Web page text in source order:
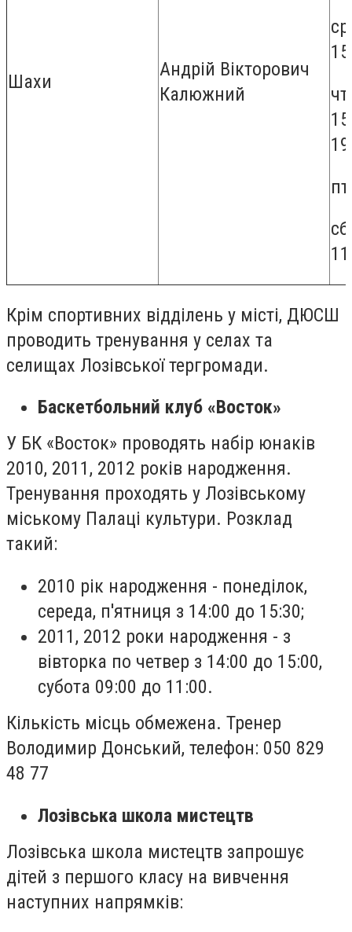
Шахи
Андрій Вікторович
Калюжний
Крім спортивних відділень у місті, ДЮСШ
проводить тренування у селах та
селищах Лозівської тергромади.
Баскетбольний клуб «Восток»
У БК «Восток» проводять набір юнаків
2010, 2011, 2012 років народження.
Тренування проходять у Лозівському
міському Палаці культури. Розклад
такий:
2010 рік народження - понеділок,
середа, п'ятниця з 14:00 до 15:30;
2011, 2012 роки народження - з
вівторка по четвер з 14:00 до 15:00,
субота 09:00 до 11:00.
Кількість місць обмежена. Тренер
Володимир Донський, телефон: 050 829
48 77
Лозівська школа мистецтв
Лозівська школа мистецтв запрошує
дітей з першого класу на вивчення
наступних напрямків: